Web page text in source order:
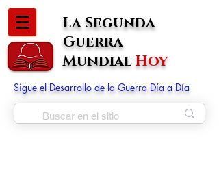
La Segunda
Guerra
MundialHoy
Sigue el Desarrollo de la Guerra Día a Día